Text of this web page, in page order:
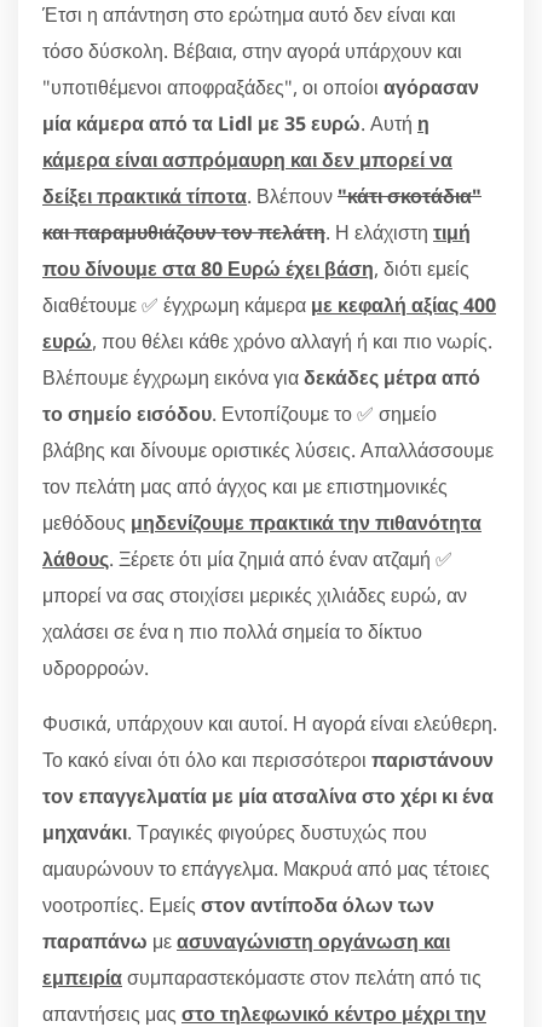
Έτσι η απάντηση στο ερώτημα αυτό δεν είναι και
τόσο δύσκολη. Βέβαια, στην αγορά υπάρχουν και
"υποτιθέμενοι αποφραξάδες", οι οποίοι αγόρασαν
μία κάμερα από τα Lidl με 35 ευρώ. Αυτή η
κάμερα είναι ασπρόμαυρη και δεν μπορεί να
δείξει πρακτικά τίποτα. Βλέπουν"κάτι σκοτάδια"
και παραμυθιάζουν τον πελάτη. Η ελάχιστη τιμή
που δίνουμε στα 80 Ευρώ έχει βάση, διότι εμείς
διαθέτουμε ✅ έγχρωμη κάμερα με κεφαλή αξίας 400
ευρώ, που θέλει κάθε χρόνο αλλαγή ή και πιο νωρίς.
Βλέπουμε έγχρωμη εικόνα γιαδεκάδες μέτρα από
το σημείο εισόδου. Εντοπίζουμε το ✅ σημείο
βλάβης και δίνουμε οριστικές λύσεις. Απαλλάσσουμε
τον πελάτη μας από άγχος και με επιστημονικές
μεθόδους μηδενίζουμε πρακτικά την πιθανότητα
λάθους. Ξέρετε ότι μία ζημιά από έναν ατζαμή ✅
μπορεί να σας στοιχίσει μερικές χιλιάδες ευρώ, αν
χαλάσει σε ένα η πιο πολλά σημεία το δίκτυο
υδρορροών.
Φυσικά, υπάρχουν και αυτοί. Η αγορά είναι ελεύθερη.
Το κακό είναι ότι όλο και περισσότεροι παριστάνουν
τον επαγγελματία με μία ατσαλίνα στο χέρι κι ένα
μηχανάκι. Τραγικές φιγούρες δυστυχώς που
αμαυρώνουν το επάγγελμα. Μακρυά από μας τέτοιες
νοοτροπίες. Εμείς στον αντίποδα όλων των
παραπάνω μεασυναγώνιστη οργάνωση και
εμπειρίασυμπαραστεκόμαστε στον πελάτη από τις
απαντήσεις μας στο τηλεφωνικό κέντρο μέχρι την